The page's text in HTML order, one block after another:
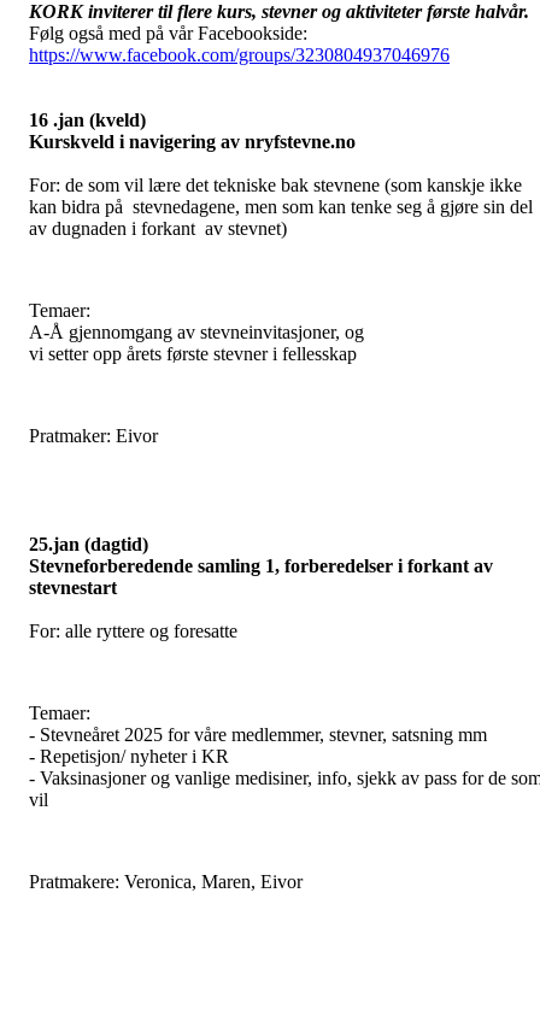
KORK inviterer til flere kurs, stevner og aktiviteter første halvår.
Følg også med på vår Facebookside:
https://www.facebook.com/groups/3230804937046976
16 .jan (kveld)
Kurskveld i navigering av nryfstevne.no
For: de som vil lære det tekniske bak stevnene (som kanskje ikke
kan bidra på stevnedagene, men som kan tenke seg å gjøre sin del
av dugnaden i forkant av stevnet)
Temaer:
A-Å gjennomgang av stevneinvitasjoner, og
vi setter opp årets første stevner i fellesskap
Pratmaker: Eivor
25.jan (dagtid)
Stevneforberedende samling 1, forberedelser i forkant av
stevnestart
For: alle ryttere og foresatte
Temaer:
- Stevneåret 2025 for våre medlemmer, stevner, satsning mm
- Repetisjon/ nyheter i KR
- Vaksinasjoner og vanlige medisiner, info, sjekk av pass for de
vil
Pratmakere: Veronica, Maren, Eivor